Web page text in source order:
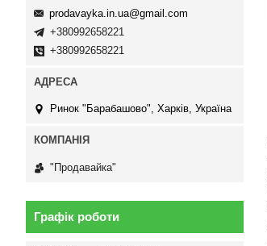
prodavayka.in.ua@gmail.com
+380992658221
+380992658221
Ринок "Барабашово", Харків, Україна
"Продавайка"
Графік роботи